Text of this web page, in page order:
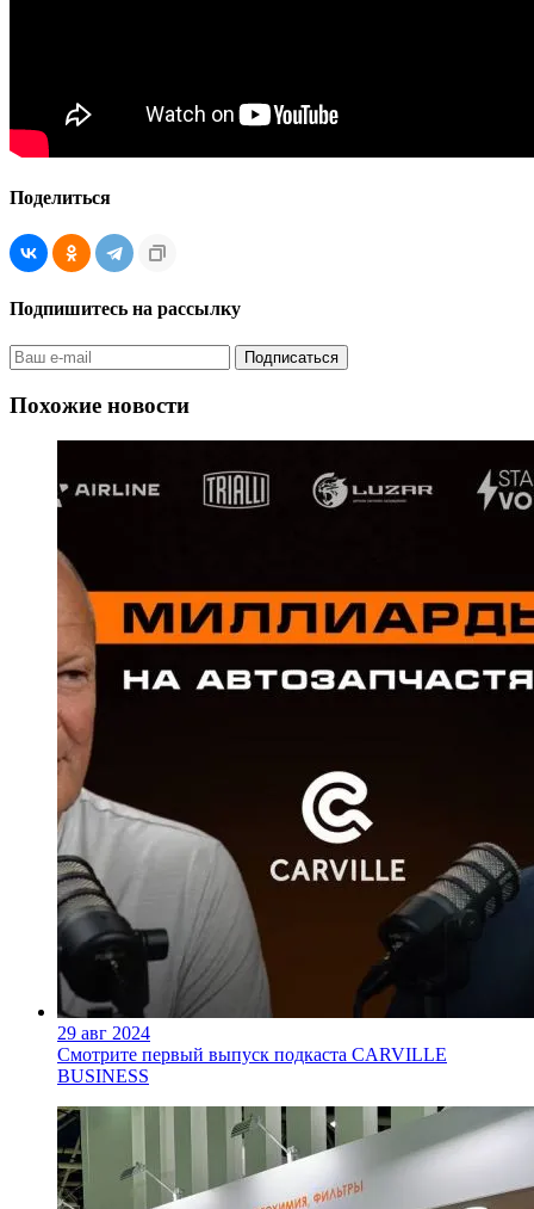
Поделиться
Подпишитесь на рассылку
Похожие новости
29 авг 2024
Смотрите первый выпуск подкаста CARVILLE
BUSINESS